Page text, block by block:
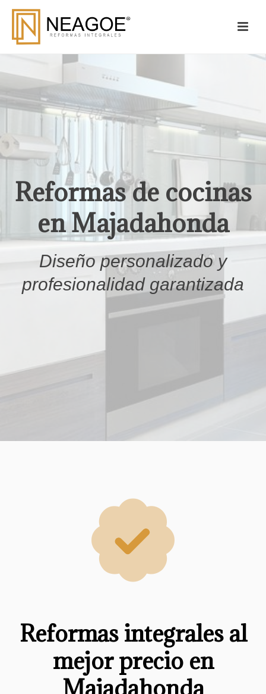
Reformas de cocinas
en Majadahonda
Diseño personalizado y
profesionalidad garantizada
Reformas integrales al
mejor precio en
Majadahonda